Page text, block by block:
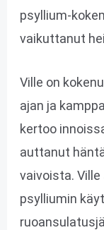
psyllium-
vaikuttanut
Ville on
ajan ja
kertoo
auttanut
vaivoista.
psylliumin